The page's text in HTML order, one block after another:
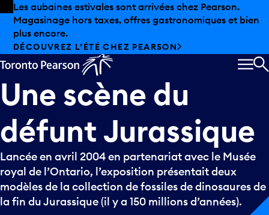
Skip to offers
Passer au contenu principal
Les aubaines estivales sont arrivées chez Pearson.
Magasinage hors taxes, offres gastronomiques et bien
plus encore.
DÉCOUVREZ L’ÉTÉ CHEZ PEARSON
Une scène du
défunt Jurassique
Lancée en avril 2004 en partenariat avec le Musée
royal de l’Ontario, l’exposition présentait deux
modèles de la collection de fossiles de dinosaures de
la fin du Jurassique (il y a 150 millions d’années).